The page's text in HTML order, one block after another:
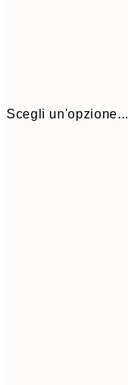
Scegli un'opzione...